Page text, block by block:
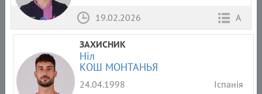
19.02.2026
А
ЗАХИСНИК
Ніл
КОШ МОНТАНЬЯ
24.04.1998
Іспанія